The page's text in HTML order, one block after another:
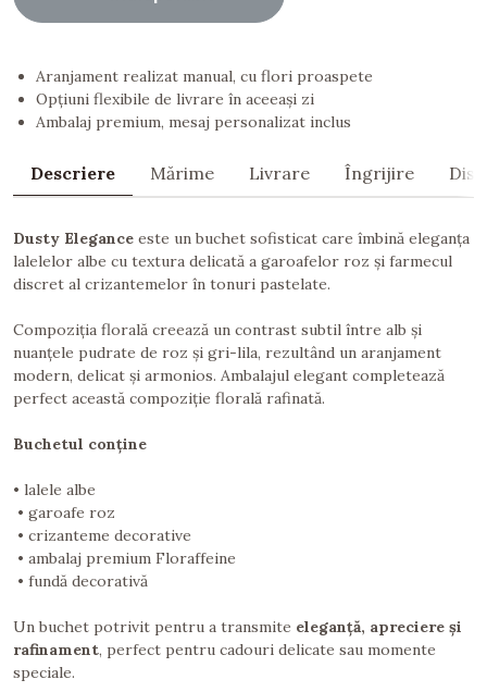
Aranjament realizat manual, cu flori proaspete
Opțiuni flexibile de livrare în aceeași zi
Ambalaj premium, mesaj personalizat inclus
Descriere Mărime Livrare Îngrijire
Dusty Elegance este un buchet sofisticat care îmbină eleganța
lalelelor albe cu textura delicată a garoafelor roz și farmecul
discret al crizantemelor în tonuri pastelate.
Compoziția florală creează un contrast subtil între alb și
nuanțele pudrate de roz și gri-lila, rezultând un aranjament
modern, delicat și armonios. Ambalajul elegant completează
perfect această compoziție florală rafinată.
Buchetul conține
• lalele albe
• garoafe roz
• crizanteme decorative
• ambalaj premium Floraffeine
• fundă decorativă
Un buchet potrivit pentru a transmite eleganță, apreciere și
rafinament, perfect pentru cadouri delicate sau momente
speciale.